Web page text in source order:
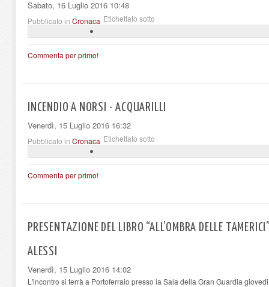
Sabato, 16 Luglio 2016 10:48
Pubblicato in Cronaca Etichettato sotto
Commenta per primo!
INCENDIO A NORSI - ACQUARILLI
Venerdì, 15 Luglio 2016 16:32
Pubblicato in Cronaca Etichettato sotto
Commenta per primo!
PRESENTAZIONE DEL LIBRO “ALL’OMBRA DELLE
ALESSI
Venerdì, 15 Luglio 2016 14:02
L'incontro si terrà a Portoferraio presso la Sala della Gran Guardia